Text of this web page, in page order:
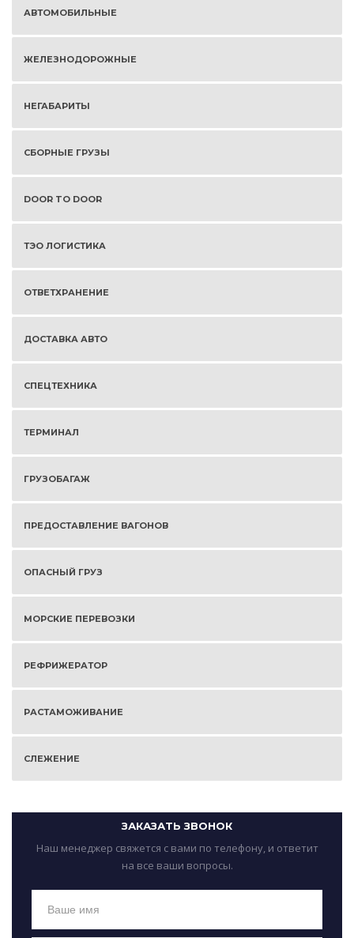
АВТОМОБИЛЬНЫЕ
ЖЕЛЕЗНОДОРОЖНЫЕ
НЕГАБАРИТЫ
СБОРНЫЕ ГРУЗЫ
DOOR TO DOOR
ТЭО ЛОГИСТИКА
ОТВЕТХРАНЕНИЕ
ДОСТАВКА АВТО
СПЕЦТЕХНИКА
ТЕРМИНАЛ
ГРУЗОБАГАЖ
ПРЕДОСТАВЛЕНИЕ ВАГОНОВ
ОПАСНЫЙ ГРУЗ
МОРСКИЕ ПЕРЕВОЗКИ
РЕФРИЖЕРАТОР
РАСТАМОЖИВАНИЕ
СЛЕЖЕНИЕ
ЗАКАЗАТЬ ЗВОНОК
Наш менеджер свяжется с вами по телефону, и ответит
на все ваши вопросы.